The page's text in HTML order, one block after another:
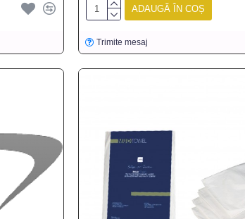
ADAUGĂ ÎN COȘ
Trimite mesaj